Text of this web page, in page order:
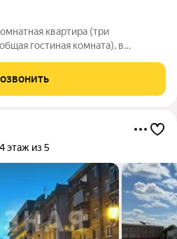
квартира (три
гостиная комната), в
улучшенной планировки. Общий
и
4 этаж из 5